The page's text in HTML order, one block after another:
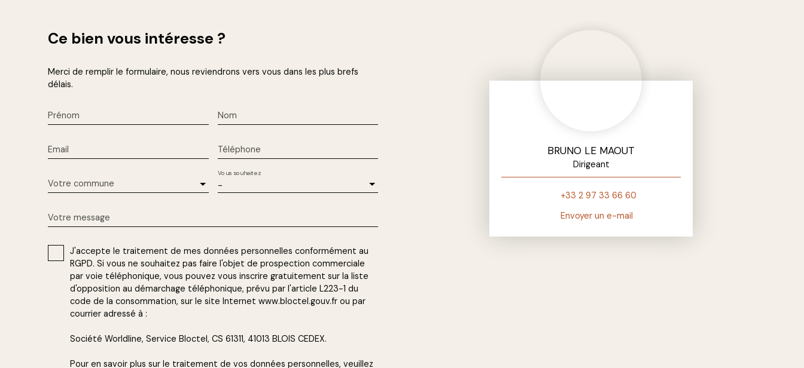
Ce bien vous intéresse ?
Merci de remplir le formulaire, nous reviendrons vers vous dans les plus brefs
délais.
Prénom Nom
Email Téléphone
Votre commune -
Vous souhaitez
Votre message
J'accepte le traitement de mes données personnelles conformément au
RGPD. Si vous ne souhaitez pas faire l'objet de prospection commerciale
par voie téléphonique, vous pouvez vous inscrire gratuitement sur la liste
d'opposition au démarchage téléphonique, prévu par l'article L223-1 du
code de la consommation, sur le site Internet www.bloctel.gouv.fr ou par
courrier adressé à :
Société Worldline, Service Bloctel, CS 61311, 41013 BLOIS CEDEX.
Pour en savoir plus sur le traitement de vos données personnelles, veuillez
BRUNO LE MAOUT
Dirigeant
+33 2 97 33 66 60
Envoyer un e-mail